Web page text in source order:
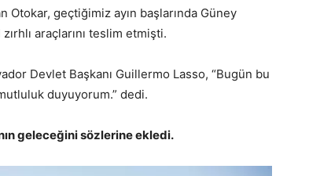
geçtiğimiz ayın başlarında Güney
araçlarını teslim etmişti.
Devlet Başkanı Guillermo Lasso, “Bugün bu
duyuyorum.” dedi.
geleceğini sözlerine ekledi.